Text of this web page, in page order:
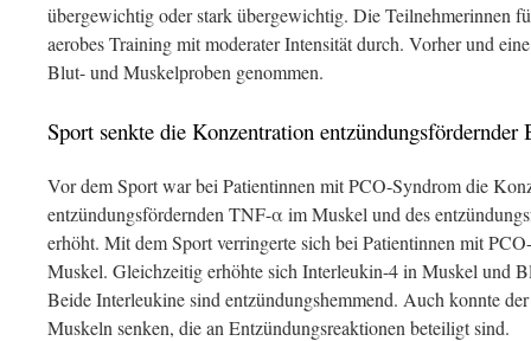
übergewichtig oder stark übergewichtig. Die Teilnehmerinnen
aerobes Training mit moderater Intensität durch. Vorher und
Blut- und Muskelproben genommen.
Sport senkte die Konzentration entzündungsfördernder
Vor dem Sport war bei Patientinnen mit PCO-Syndrom die
entzündungsfördernden TNF-α im Muskel und des
erhöht. Mit dem Sport verringerte sich bei Patientinnen mit
Muskel. Gleichzeitig erhöhte sich Interleukin-4 in Muskel und
Beide Interleukine sind entzündungshemmend. Auch konnte
Muskeln senken, die an Entzündungsreaktionen beteiligt sind.